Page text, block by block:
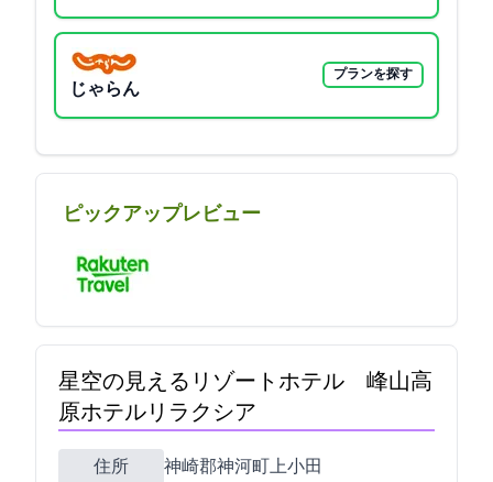
じゃらん
プランを探す
ピックアップレビュー
星空の見えるリゾートホテル 峰山高
原ホテルリラクシア
住所 神崎郡神河町上小田881-146